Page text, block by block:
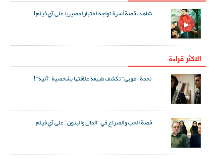
شاهد: قصة أسرة تواجه اختبارا مصيريا على آي فيلم!
الاكثر قراءة
نجمة "طوبى" تكشف طبيعة علاقتها بشخصية "آنية"!
قصة الحب والصراع في "المال والبنون" على آي فيلم